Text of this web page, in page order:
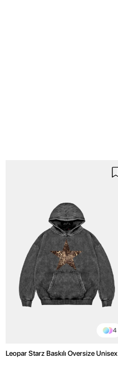
4
Leopar Starz Baskılı Oversize Unisex